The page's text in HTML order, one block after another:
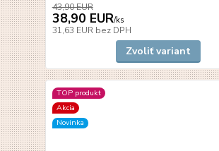
43,90 EUR
38,90 EUR/ks
31,63 EUR bez DPH
Zvoliť variant
TOP produkt
Akcia
Novinka